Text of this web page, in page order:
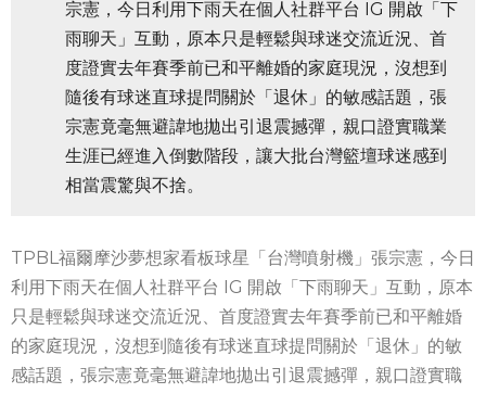
宗憲，今日利用下雨天在個人社群平台 IG 開啟「下
雨聊天」互動，原本只是輕鬆與球迷交流近況、首
度證實去年賽季前已和平離婚的家庭現況，沒想到
隨後有球迷直球提問關於「退休」的敏感話題，張
宗憲竟毫無避諱地拋出引退震撼彈，親口證實職業
生涯已經進入倒數階段，讓大批台灣籃壇球迷感到
相當震驚與不捨。
TPBL福爾摩沙夢想家看板球星「台灣噴射機」張宗憲，今日
利用下雨天在個人社群平台 IG 開啟「下雨聊天」互動，原本
只是輕鬆與球迷交流近況、首度證實去年賽季前已和平離婚
的家庭現況，沒想到隨後有球迷直球提問關於「退休」的敏
感話題，張宗憲竟毫無避諱地拋出引退震撼彈，親口證實職